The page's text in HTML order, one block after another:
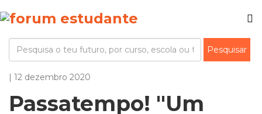
| 12 dezembro 2020
Passatempo! "Um